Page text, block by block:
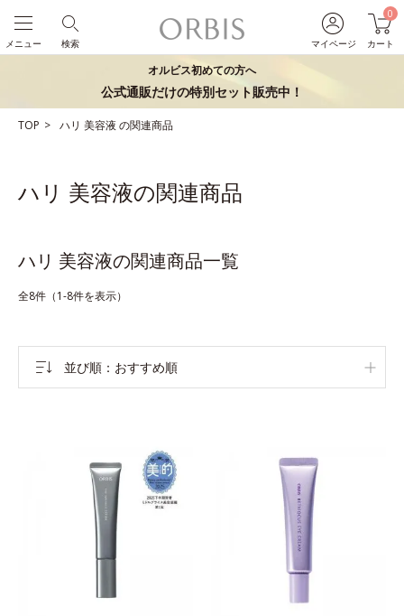
マイページ
0
カート
検索
メニュー
オルビス初めての方へ
公式通販だけの特別セット販売中！
TOP ハリ 美容液の関連商品
ハリ 美容液の関連商品
ハリ 美容液の関連商品一覧
全8件（1-8件を表示）
並び順 おすすめ順